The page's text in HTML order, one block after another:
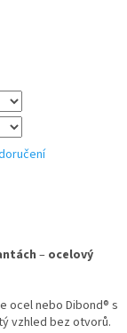
– ocelový
ocel nebo Dibond® s
vzhled bez otvorů.